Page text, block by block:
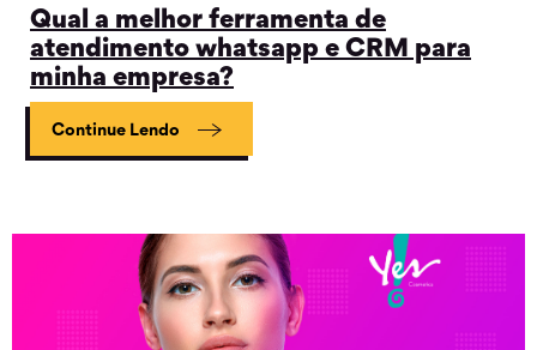
Qual a melhor ferramenta de
atendimento whatsapp e CRM para
minha empresa?
Continue Lendo